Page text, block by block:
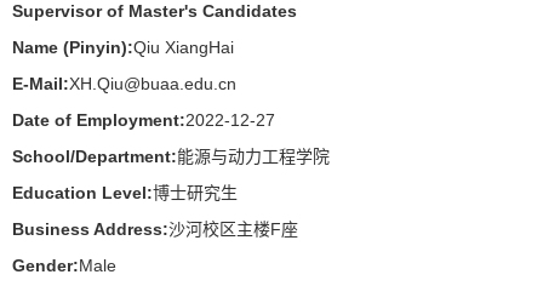
Supervisor of Master's Candidates
Name (Pinyin):Qiu XiangHai
E-Mail:XH.Qiu@buaa.edu.cn
Date of Employment:2022-12-27
School/Department:能源与动力工程学院
Education Level:博士研究生
Business Address:沙河校区主楼F座
Gender:Male